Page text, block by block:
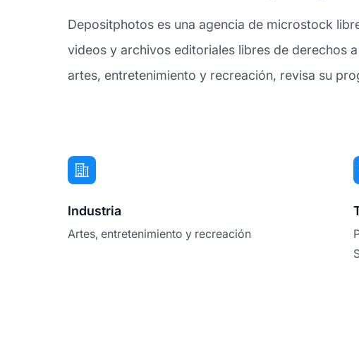
Depositphotos es una agencia de microstock
videos y archivos editoriales libres de derechos
artes, entretenimiento y recreación, revisa su
Industria
Artes, entretenimiento y recreación